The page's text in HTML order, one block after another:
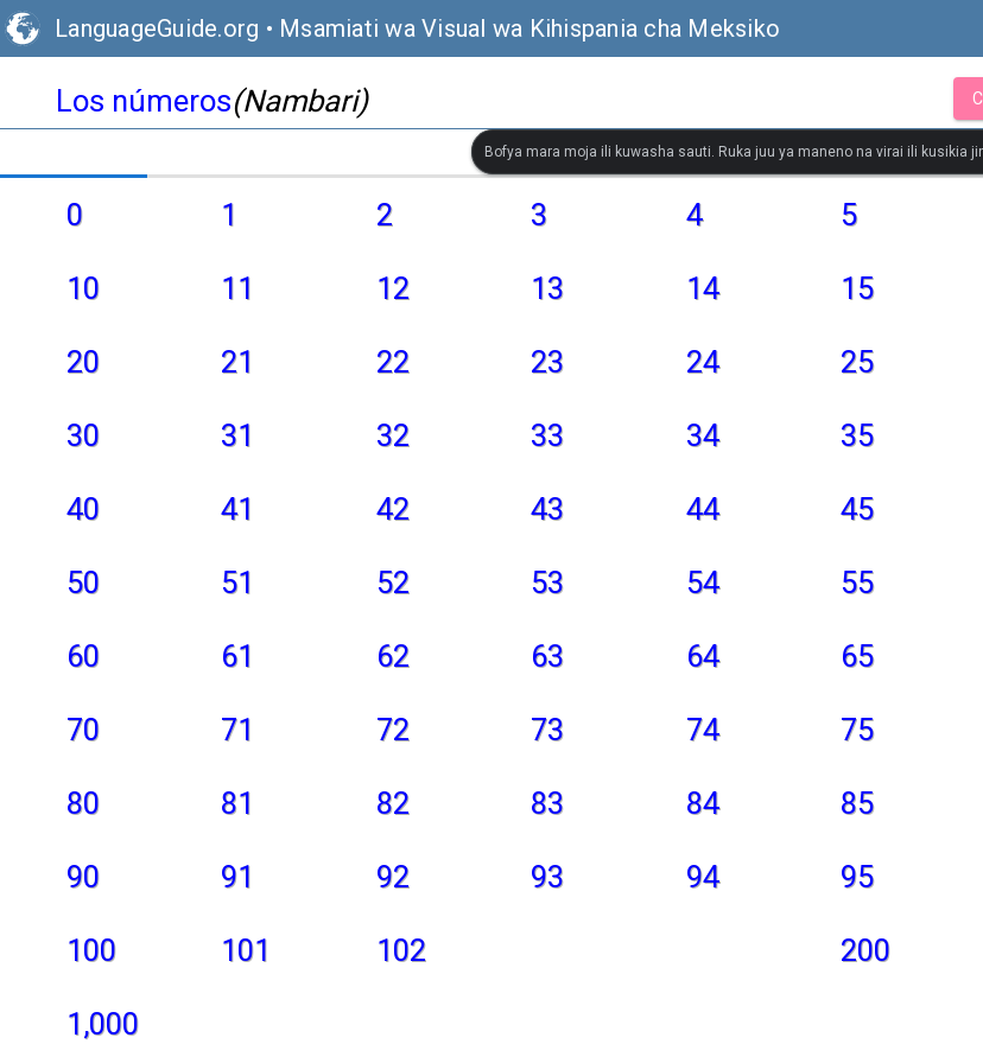
LanguageGuide.org • Msamiati wa Visual wa Kihispania cha Meksiko
Los números(Nambari)
Bofya mara moja ili kuwasha sauti. Ruka juu ya maneno na virai ili kusikia
0 1 2 3 4 5
10 11 12 13 14 15
20 21 22 23 24 25
30 31 32 33 34 35
40 41 42 43 44 45
50 51 52 53 54 55
60 61 62 63 64 65
70 71 72 73 74 75
80 81 82 83 84 85
90 91 92 93 94 95
100 101 102 200
1,000